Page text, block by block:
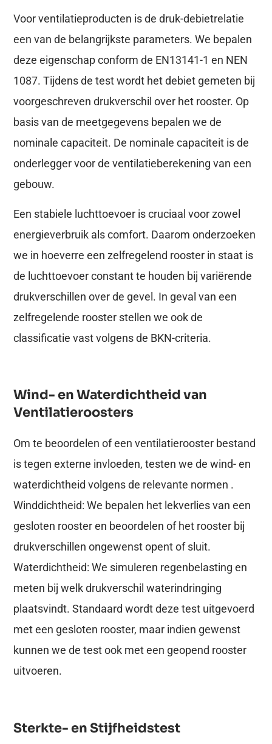
Voor ventilatieproducten is de druk-debietrelatie
een van de belangrijkste parameters. We bepalen
deze eigenschap conform de EN13141-1 en NEN
1087. Tijdens de test wordt het debiet gemeten bij
voorgeschreven drukverschil over het rooster. Op
basis van de meetgegevens bepalen we de
nominale capaciteit. De nominale capaciteit is de
onderlegger voor de ventilatieberekening van een
gebouw.
Een stabiele luchttoevoer is cruciaal voor zowel
energieverbruik als comfort. Daarom onderzoeken
we in hoeverre een zelfregelend rooster in staat is
de luchttoevoer constant te houden bij variërende
drukverschillen over de gevel. In geval van een
zelfregelende rooster stellen we ook de
classificatie vast volgens de BKN-criteria.
Wind- en Waterdichtheid van
Ventilatieroosters
Om te beoordelen of een ventilatierooster bestand
is tegen externe invloeden, testen we de wind- en
waterdichtheid volgens de relevante normen .
Winddichtheid: We bepalen het lekverlies van een
gesloten rooster en beoordelen of het rooster bij
drukverschillen ongewenst opent of sluit.
Waterdichtheid: We simuleren regenbelasting en
meten bij welk drukverschil waterindringing
plaatsvindt. Standaard wordt deze test uitgevoerd
met een gesloten rooster, maar indien gewenst
kunnen we de test ook met een geopend rooster
uitvoeren.
Sterkte- en Stijfheidstest